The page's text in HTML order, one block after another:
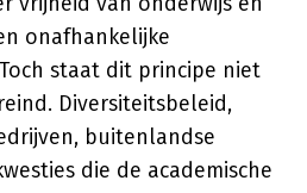
onafhankelijke
staat dit principe niet
Diversiteitsbeleid,
buitenlandse
die de academische